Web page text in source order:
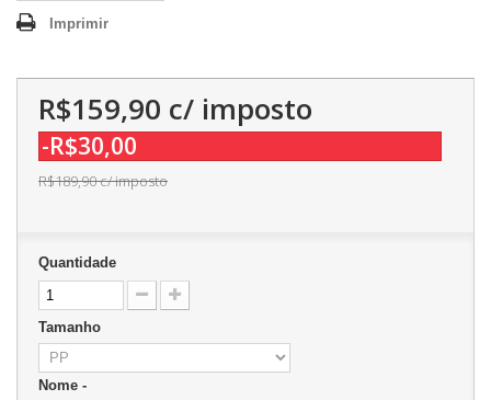
Imprimir
R$159,90 c/ imposto
-R$30,00
R$189,90c/ imposto
Quantidade
Tamanho
Nome -